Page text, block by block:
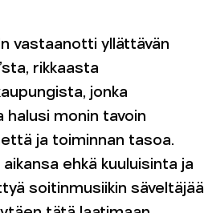
vastaanotti yllättävän
rikkaasta
jonka
halusi monin tavoin
ja toiminnan tasoa.
ehkä kuuluisinta ja
soitinmusiikin säveltäjää